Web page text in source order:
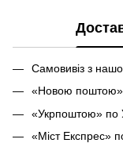
Самовивіз з
«Новою поштою»
«Укрпоштою» по
«Міст Експрес»